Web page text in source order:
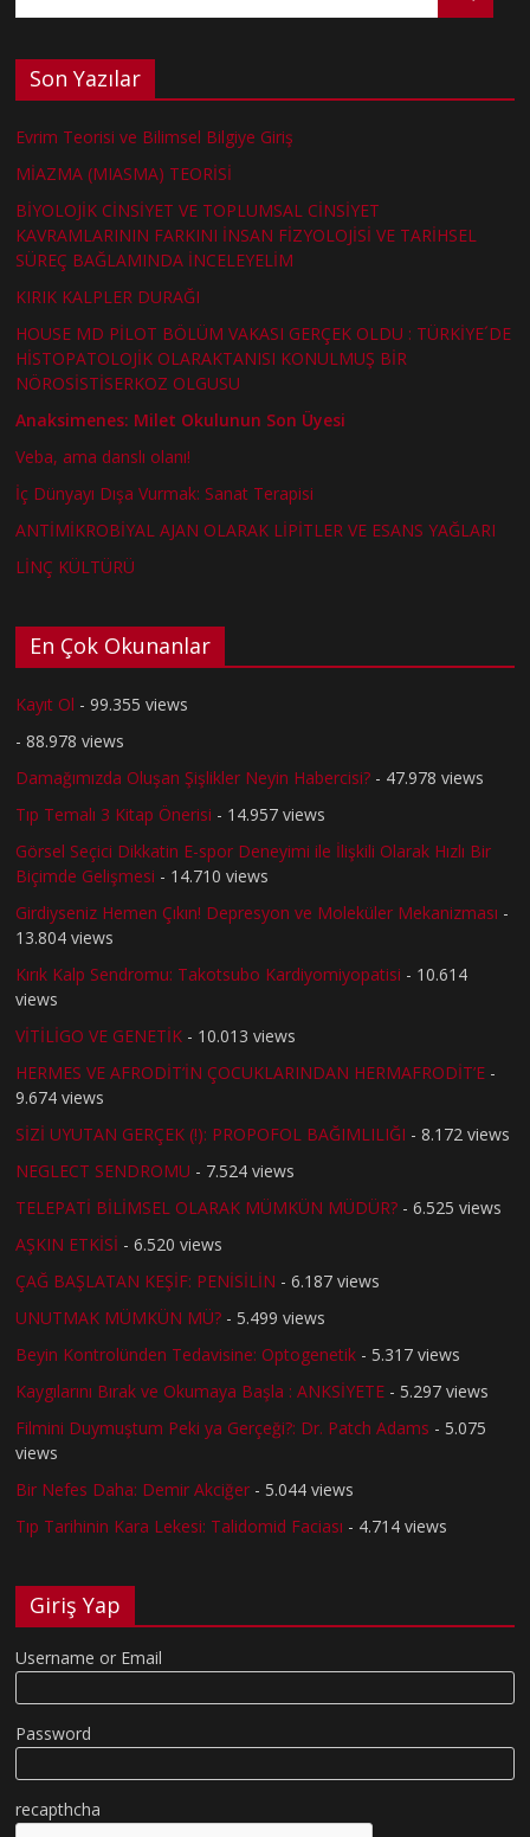
Son Yazılar
Evrim Teorisi ve Bilimsel Bilgiye Giriş
MİAZMA (MIASMA) TEORİSİ
BİYOLOJİK CİNSİYET VE TOPLUMSAL CİNSİYET
KAVRAMLARININ FARKINI İNSAN FİZYOLOJİSİ VE TARİHSEL
SÜREÇ BAĞLAMINDA İNCELEYELİM
KIRIK KALPLER DURAĞI
HOUSE MD PİLOT BÖLÜM VAKASI GERÇEK OLDU : TÜRKİYE´DE
HİSTOPATOLOJİK OLARAKTANISI KONULMUŞ BİR
NÖROSİSTİSERKOZ OLGUSU
Anaksimenes: Milet Okulunun Son Üyesi
Veba, ama danslı olanı!
İç Dünyayı Dışa Vurmak: Sanat Terapisi
ANTİMİKROBİYAL AJAN OLARAK LİPİTLER VE ESANS YAĞLARI
LİNÇ KÜLTÜRÜ
En Çok Okunanlar
Kayıt Ol - 99.355 views
- 88.978 views
Damağımızda Oluşan Şişlikler Neyin Habercisi? - 47.978 views
Tıp Temalı 3 Kitap Önerisi - 14.957 views
Görsel Seçici Dikkatin E-spor Deneyimi ile İlişkili Olarak Hızlı Bir
Biçimde Gelişmesi - 14.710 views
Girdiyseniz Hemen Çıkın! Depresyon ve Moleküler Mekanizması -
13.804 views
Kırık Kalp Sendromu: Takotsubo Kardiyomiyopatisi - 10.614
views
VİTİLİGO VE GENETİK - 10.013 views
HERMES VE AFRODİT’İN ÇOCUKLARINDAN HERMAFRODİT’E -
9.674 views
SİZİ UYUTAN GERÇEK (!): PROPOFOL BAĞIMLILIĞI - 8.172 views
NEGLECT SENDROMU - 7.524 views
TELEPATİ BİLİMSEL OLARAK MÜMKÜN MÜDÜR? - 6.525 views
AŞKIN ETKİSİ - 6.520 views
ÇAĞ BAŞLATAN KEŞİF: PENİSİLİN - 6.187 views
UNUTMAK MÜMKÜN MÜ? - 5.499 views
Beyin Kontrolünden Tedavisine: Optogenetik - 5.317 views
Kaygılarını Bırak ve Okumaya Başla : ANKSİYETE - 5.297 views
Filmini Duymuştum Peki ya Gerçeği?: Dr. Patch Adams - 5.075
views
Bir Nefes Daha: Demir Akciğer - 5.044 views
Tıp Tarihinin Kara Lekesi: Talidomid Faciası - 4.714 views
Giriş Yap
Username or Email
Password
recapthcha